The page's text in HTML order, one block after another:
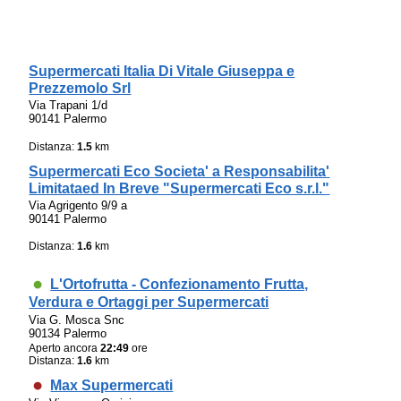
Supermercati Italia Di Vitale Giuseppa e
Prezzemolo Srl
Via Trapani 1/d
90141 Palermo
Distanza:1.5 km
Supermercati Eco Societa' a Responsabilita'
Limitataed In Breve "Supermercati Eco s.r.l."
Via Agrigento 9/9 a
90141 Palermo
Distanza:1.6 km
L'Ortofrutta - Confezionamento Frutta,
Verdura e Ortaggi per Supermercati
Via G. Mosca Snc
90134 Palermo
Aperto ancora22:49 ore
Distanza:1.6 km
Max Supermercati